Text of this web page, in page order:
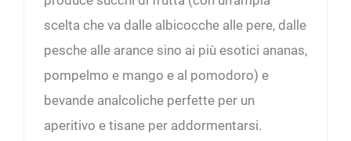
scelta che va dalle albicocche alle pere, dalle
pesche alle arance sino ai più esotici ananas,
pompelmo e mango e al pomodoro) e
bevande analcoliche perfette per un
aperitivo e tisane per addormentarsi.